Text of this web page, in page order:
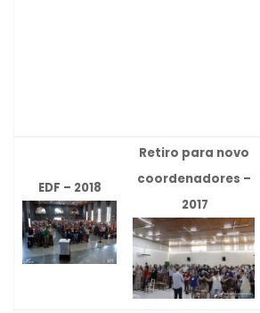
EDF – 2018
Retiro para novo
coordenadores –
2017